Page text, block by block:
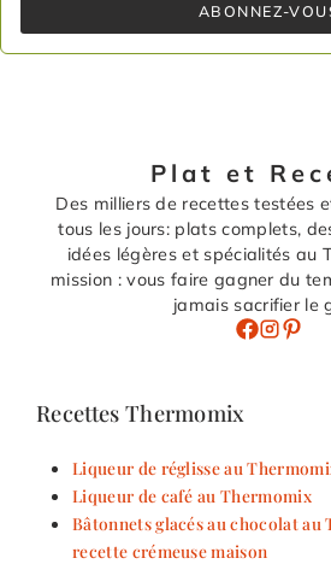
ABONNEZ-
Plat et
Des milliers de recettes testées
tous les jours: plats complets,
idées légères et spécialités au
mission : vous faire gagner du
jamais sacrifier le
Recettes Thermomix
Liqueur de réglisse au
Liqueur de café au Thermomix
Bâtonnets glacés au chocolat au
recette crémeuse maison